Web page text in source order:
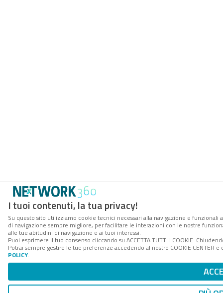
I tuoi contenuti, la tua privacy!
Su questo sito utilizziamo cookie tecnici necessari alla navigazione e
di navigazione sempre migliore, per facilitare le interazioni con le nostre
alle tue abitudini di navigazione e ai tuoi interessi.
Puoi esprimere il tuo consenso cliccando su ACCETTA TUTTI I COOKIE.
Potrai sempre gestire le tue preferenze accedendo al nostro COOKIE
POLICY.